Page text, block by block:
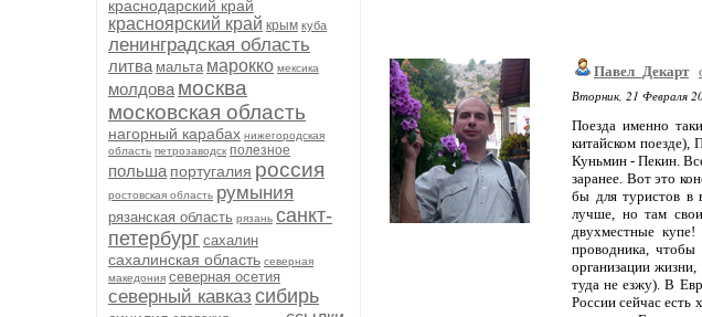
краснодарский край
красноярский край крым куба
ленинградская область
литва мальта марокко мексика
молдова москва
московская область
нагорный карабах нижегородская
область петрозаводск полезное
польша португалия россия
ростовская область румыния
рязанская область рязань санкт-
петербург сахалин
сахалинская область северная
македония северная осетия
северный кавказ сибирь
Павел_Декарт
Вторник, 21 Февраля
Поезда именно
китайском
Куньмин - Пекин.
заранее. Вот это
бы для туристов в
лучше, но там
двухместные
проводника,
организации
туда не езжу). В
России сейчас